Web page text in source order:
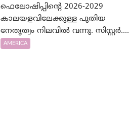
ഫെലോഷിപ്പിന്റെ 2026-2029
കാലയളവിലേക്കുള്ള പുതിയ
നേതൃത്വം നിലവിൽ വന്നു. സിസ്റ്റർ....
AMERICA